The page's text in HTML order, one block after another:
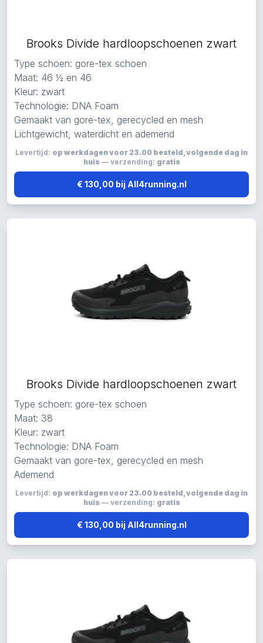
Brooks Divide hardloopschoenen zwart
Type schoen: gore-tex schoen
Maat: 46 ½ en 46
Kleur: zwart
Technologie: DNA Foam
Gemaakt van gore-tex, gerecycled en mesh
Lichtgewicht, waterdicht en ademend
Levertijd: op werkdagen voor 23.00 besteld, volgende dag in
huis— verzending: gratis
€ 130,00 bij All4running.nl
Brooks Divide hardloopschoenen zwart
Type schoen: gore-tex schoen
Maat: 38
Kleur: zwart
Technologie: DNA Foam
Gemaakt van gore-tex, gerecycled en mesh
Ademend
Levertijd: op werkdagen voor 23.00 besteld, volgende dag in
huis— verzending: gratis
€ 130,00 bij All4running.nl